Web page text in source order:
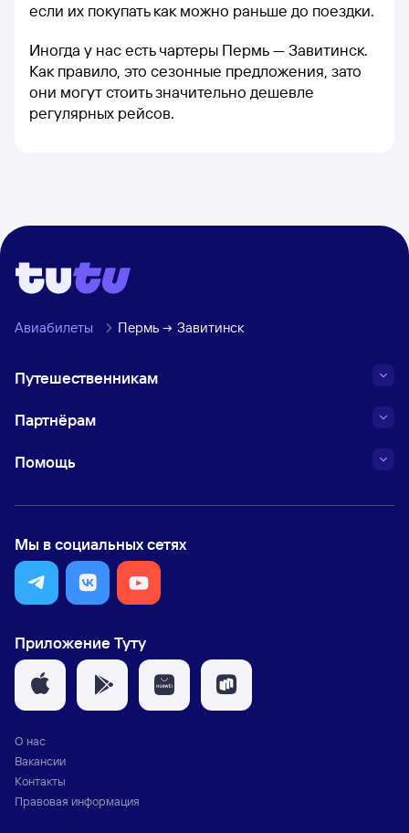
если их покупать как можно раньше до поездки.
Иногда у нас есть чартеры Пермь — Завитинск.
Как правило, это сезонные предложения, зато
они могут стоить значительно дешевле
регулярных рейсов.
Авиабилеты Пермь Завитинск
Путешественникам
Партнёрам
Помощь
Мы в социальных сетях
Приложение Туту
О нас
Вакансии
Контакты
Правовая информация